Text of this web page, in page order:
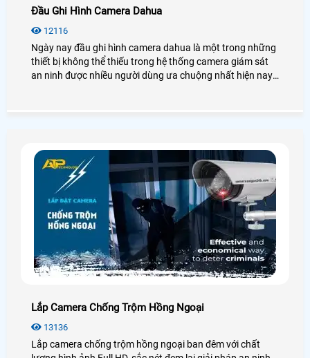
Đầu Ghi Hình Camera Dahua
12116
Ngày nay đầu ghi hình camera dahua là một trong những
thiết bị không thể thiếu trong hệ thống camera giám sát
an ninh được nhiều người dùng ưa chuộng nhất hiện nay.
Lắp Camera Chống Trộm Hồng Ngoại
13136
Lắp camera chống trộm hồng ngoại ban đêm với chất